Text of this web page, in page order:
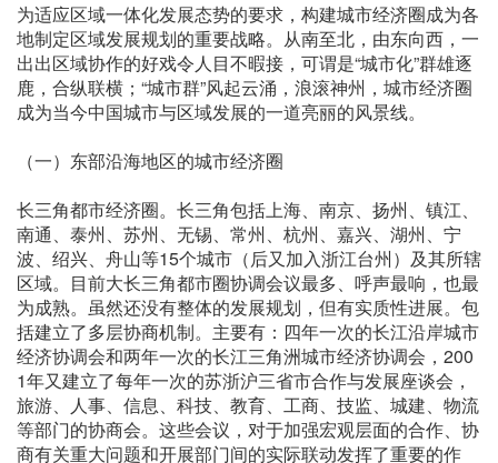
为适应区域一体化发展态势的要求，构建城市经济圈成为各
地制定区域发展规划的重要战略。从南至北，由东向西，一
出出区域协作的好戏令人目不暇接，可谓是“城市化”群雄逐
鹿，合纵联横；“城市群”风起云涌，浪滚神州，城市经济圈
成为当今中国城市与区域发展的一道亮丽的风景线。
（一）东部沿海地区的城市经济圈
长三角都市经济圈。长三角包括上海、南京、扬州、镇江、
南通、泰州、苏州、无锡、常州、杭州、嘉兴、湖州、宁
波、绍兴、舟山等15个城市（后又加入浙江台州）及其所辖
区域。目前大长三角都市圈协调会议最多、呼声最响，也最
为成熟。虽然还没有整体的发展规划，但有实质性进展。包
括建立了多层协商机制。主要有：四年一次的长江沿岸城市
经济协调会和两年一次的长江三角洲城市经济协调会，200
1年又建立了每年一次的苏浙沪三省市合作与发展座谈会，
旅游、人事、信息、科技、教育、工商、技监、城建、物流
等部门的协商会。这些会议，对于加强宏观层面的合作、协
商有关重大问题和开展部门间的实际联动发挥了重要的作